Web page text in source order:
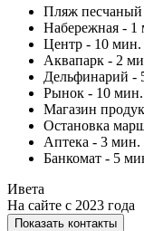
Пляж
Набережная -
Центр - 10
Аквапарк - 2
Дельфинарий -
Рынок - 10
Магазин
Остановка
Аптека - 3
Банкомат - 5
Ивета
На сайте с 2023 года
Показать контакты